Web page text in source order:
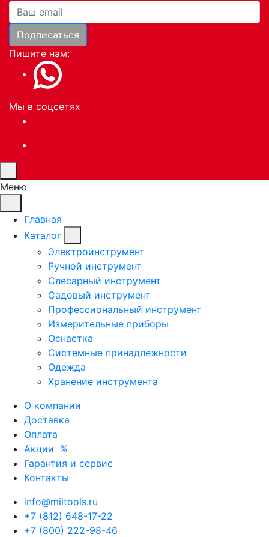
Ваша почта
Подписаться
Пишите нам:
Мы в соцсетях
Меню
Главная
Каталог
Электроинструмент
Ручной инструмент
Слесарный инструмент
Садовый инструмент
Профессиональный инструмент
Измерительные приборы
Оснастка
Системные принадлежности
Одежда
Хранение инструмента
О компании
Доставка
Оплата
Акции %
Гарантия и сервис
Контакты
info@miltools.ru
+7 (812) 648-17-22
+7 (800) 222-98-46